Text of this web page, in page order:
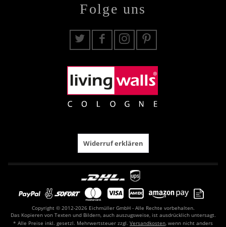
Folge uns
Widerruf erklären
Copyright © 2012-2026 Eichmüller GmbH - Alle Rechte vorbehalten.
Das Kopieren von Texten und Bildern, auch auszugsweise, ist ausdrücklich untersagt.
* Alle Preise inkl. gesetzl. Mehrwertsteuer zzgl. Versandkosten , wenn nicht anders